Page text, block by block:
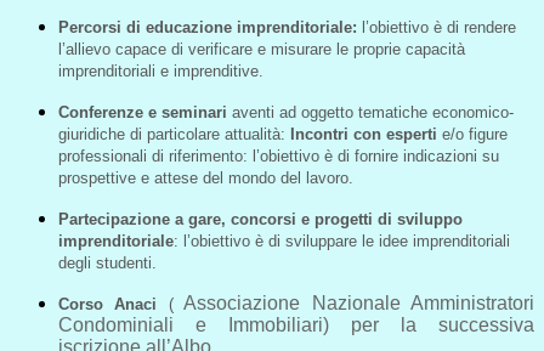
Percorsi di educazione imprenditoriale: l’obiettivo è di rendere
l’allievo capace di verificare e misurare le proprie capacità
imprenditoriali e imprenditive.
Conferenze e seminari aventi ad oggetto tematiche economico-
giuridiche di particolare attualità:
Incontri con esperti e/o figure
professionali di riferimento: l’obiettivo è di fornire indicazioni su
prospettive e attese del mondo del lavoro.
Partecipazione a gare, concorsi e progetti di sviluppo
imprenditoriale: l’obiettivo è di sviluppare le idee imprenditoriali
degli studenti.
Corso Anaci (Associazione Nazionale Amministratori
Condominiali e Immobiliari) per la successiva